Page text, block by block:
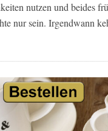
nutzen und beides
nur sein. Irgendwann